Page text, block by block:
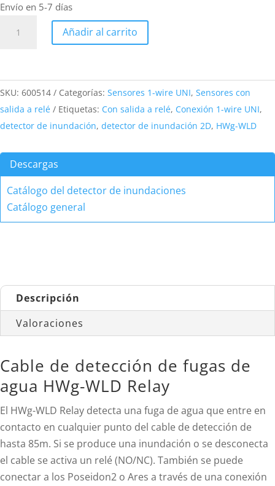
Envío en 5-7 días
WLD
Cable
de
detección
fugas
de
agua
con
salida
Añadir al carrito
SKU: 600514 Categorías: Sensores 1-wire UNI, Sensores con
salida a relé
Etiquetas: Con salida a relé, Conexión 1-wire UNI,
detector de inundación, detector de inundación 2D, HWg-WLD
Descargas
Catálogo del detector de inundaciones
Catálogo general
Descripción
Valoraciones
Cable de detección de fugas de
agua HWg-WLD Relay
El HWg-WLD Relay detecta una fuga de agua que entre en
contacto en cualquier punto del cable de detección de
hasta 85m. Si se produce una inundación o se desconecta
el cable se activa un relé (NO/NC). También se puede
conectar a los Poseidon2 o Ares a través de una conexión